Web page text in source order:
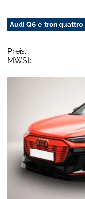
Audi Q6 e-tron
Preis:
MWSt: